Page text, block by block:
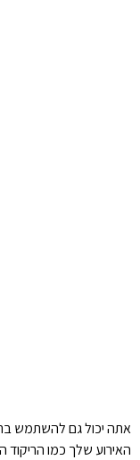
אתה יכול גם להשתמש
האירוע שלך כמו הריקוד